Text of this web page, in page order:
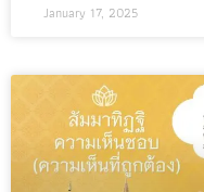
January 17, 2025